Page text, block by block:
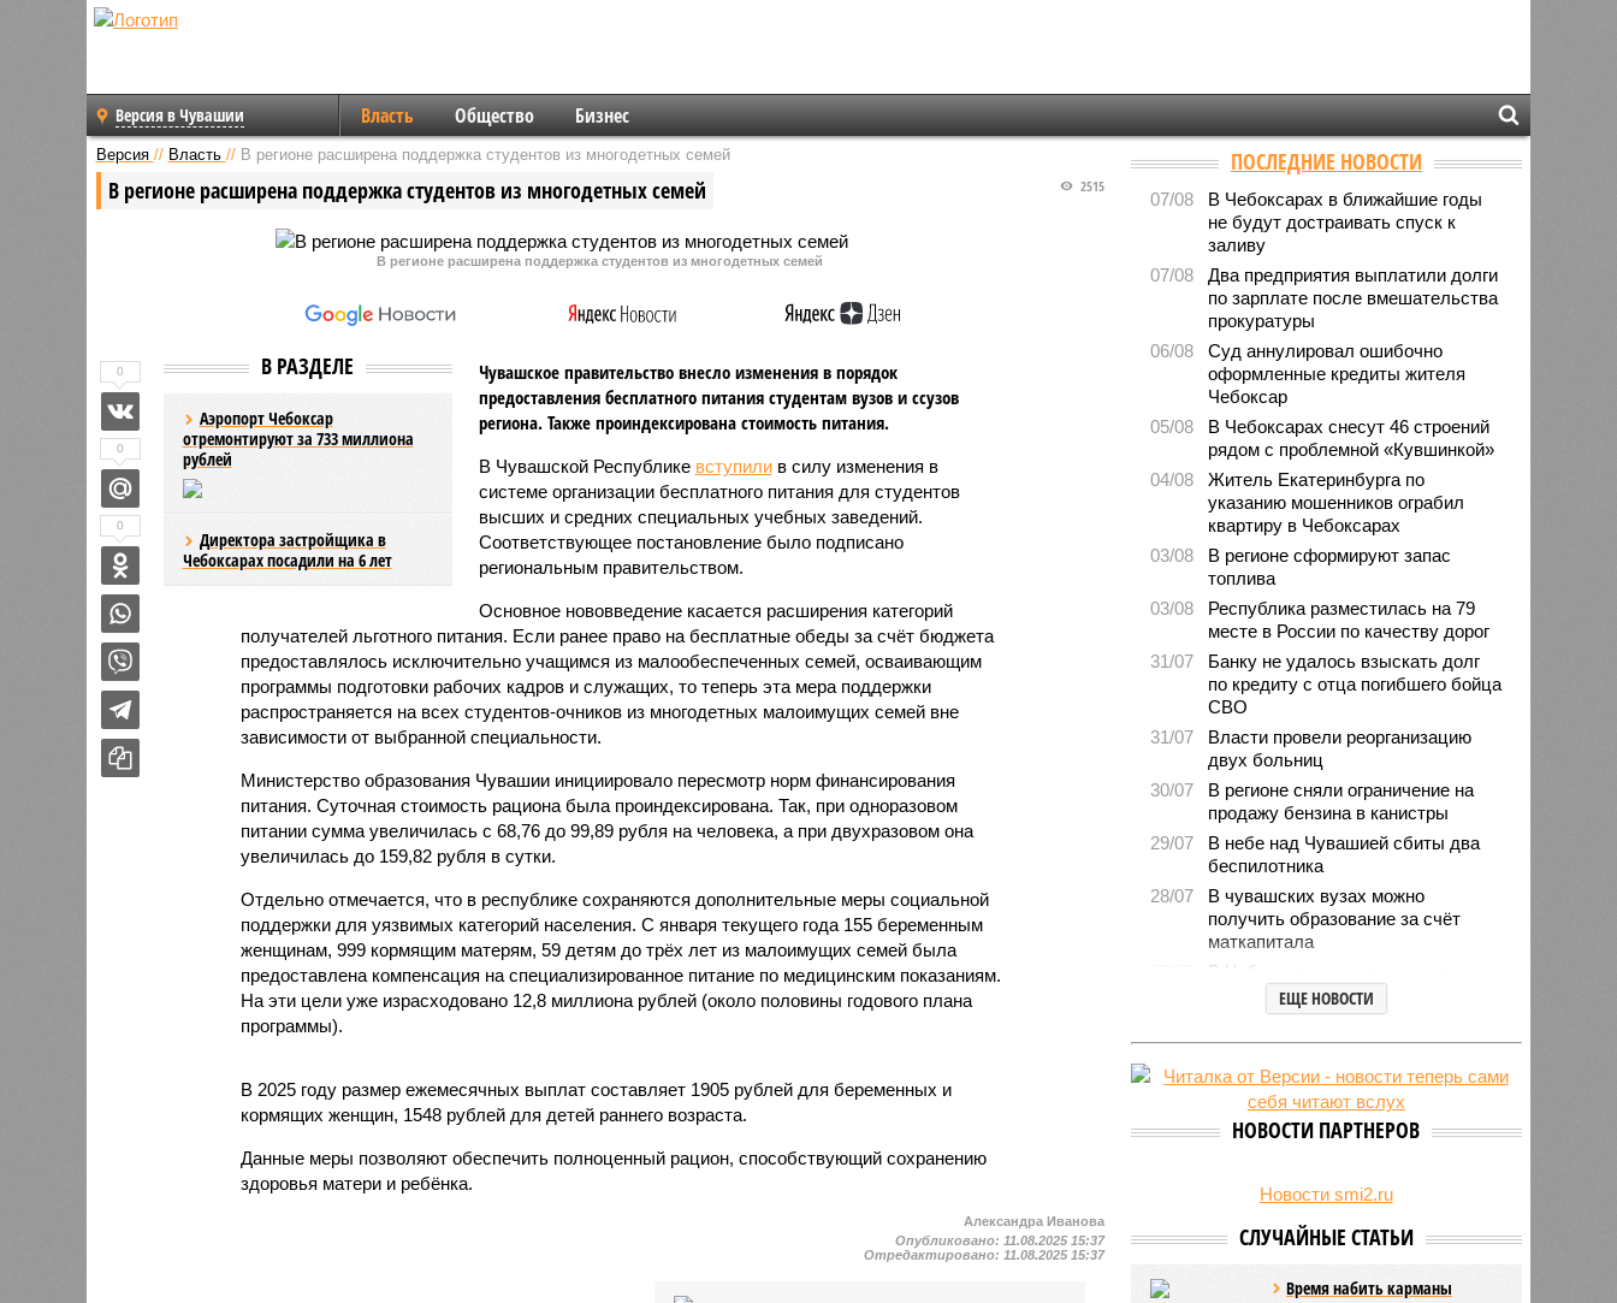
Версия в Чувашии Власть Общество Бизнес
Версия // Власть // В регионе расширена поддержка студентов из многодетных семей
В регионе расширена поддержка студентов из многодетных семей 2515
В регионе расширена поддержка студентов из многодетных семей
В РАЗДЕЛЕ
Аэропорт Чебоксар
отремонтируют за 733 миллиона
рублей
Директора застройщика в
Чебоксарах посадили на 6 лет
Чувашское правительство внесло изменения в порядок
предоставления бесплатного питания студентам вузов и ссузов
региона. Также проиндексирована стоимость питания.
В Чувашской Республике вступилив силу изменения в
системе организации бесплатного питания для студентов
высших и средних специальных учебных заведений.
Соответствующее постановление было подписано
региональным правительством.
Основное нововведение касается расширения категорий
получателей льготного питания. Если ранее право на бесплатные обеды за счёт бюджета
предоставлялось исключительно учащимся из малообеспеченных семей, осваивающим
программы подготовки рабочих кадров и служащих, то теперь эта мера поддержки
распространяется на всех студентов-очников из многодетных малоимущих семей вне
зависимости от выбранной специальности.
Министерство образования Чувашии инициировало пересмотр норм финансирования
питания. Суточная стоимость рациона была проиндексирована. Так, при одноразовом
питании сумма увеличилась с 68,76 до 99,89 рубля на человека, а при двухразовом она
увеличилась до 159,82 рубля в сутки.
Отдельно отмечается, что в республике сохраняются дополнительные меры социальной
поддержки для уязвимых категорий населения. С января текущего года 155 беременным
женщинам, 999 кормящим матерям, 59 детям до трёх лет из малоимущих семей была
предоставлена компенсация на специализированное питание по медицинским показаниям.
На эти цели уже израсходовано 12,8 миллиона рублей (около половины годового плана
программы).
В 2025 году размер ежемесячных выплат составляет 1905 рублей для беременных и
кормящих женщин, 1548 рублей для детей раннего возраста.
Данные меры позволяют обеспечить полноценный рацион, способствующий сохранению
здоровья матери и ребёнка.
0
0
0
Александра Иванова
Опубликовано: 11.08.2025 15:37
Отредактировано: 11.08.2025 15:37
ПОСЛЕДНИЕ НОВОСТИ
07/08
В Чебоксарах в ближайшие годы
не будут достраивать спуск к
заливу
07/08
Два предприятия выплатили долги
по зарплате после вмешательства
прокуратуры
06/08
Суд аннулировал ошибочно
оформленные кредиты жителя
Чебоксар
05/08
В Чебоксарах снесут 46 строений
рядом с проблемной «Кувшинкой»
04/08
Житель Екатеринбурга по
указанию мошенников ограбил
квартиру в Чебоксарах
03/08
В регионе сформируют запас
топлива
03/08
Республика разместилась на 79
месте в России по качеству дорог
31/07
Банку не удалось взыскать долг
по кредиту с отца погибшего бойца
СВО
31/07
Власти провели реорганизацию
двух больниц
30/07
В регионе сняли ограничение на
продажу бензина в канистры
29/07
В небе над Чувашией сбиты два
беспилотника
28/07
В чувашских вузах можно
получить образование за счёт
маткапитала
В Чебоксарах началась проверка
готовности школ и детсадов к
новому учебному году
27/07
Чувашские врачи выходили
младенца массой 745 граммов
Чувашские аграрии начали уборку
урожая
ЕЩЕ НОВОСТИ
НОВОСТИ ПАРТНЕРОВ
Новости smi2.ru
СЛУЧАЙНЫЕ СТАТЬИ
Время набить карманы